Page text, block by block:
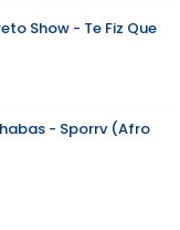
Show - Te Fiz Que
- Sporrv (Afro